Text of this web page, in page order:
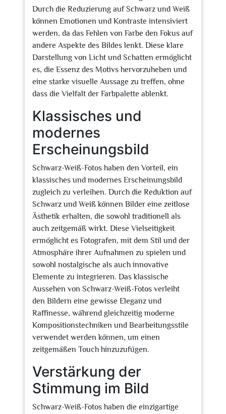
Durch die Reduzierung auf Schwarz und Weiß
können Emotionen und Kontraste intensiviert
werden, da das Fehlen von Farbe den Fokus auf
andere Aspekte des Bildes lenkt. Diese klare
Darstellung von Licht und Schatten ermöglicht
es, die Essenz des Motivs hervorzuheben und
eine starke visuelle Aussage zu treffen, ohne
dass die Vielfalt der Farbpalette ablenkt.
Klassisches und
modernes
Erscheinungsbild
Schwarz-Weiß-Fotos haben den Vorteil, ein
klassisches und modernes Erscheinungsbild
zugleich zu verleihen. Durch die Reduktion auf
Schwarz und Weiß können Bilder eine zeitlose
Ästhetik erhalten, die sowohl traditionell als
auch zeitgemäß wirkt. Diese Vielseitigkeit
ermöglicht es Fotografen, mit dem Stil und der
Atmosphäre ihrer Aufnahmen zu spielen und
sowohl nostalgische als auch innovative
Elemente zu integrieren. Das klassische
Aussehen von Schwarz-Weiß-Fotos verleiht
den Bildern eine gewisse Eleganz und
Raffinesse, während gleichzeitig moderne
Kompositionstechniken und Bearbeitungsstile
verwendet werden können, um einen
zeitgemäßen Touch hinzuzufügen.
Verstärkung der
Stimmung im Bild
Schwarz-Weiß-Fotos haben die einzigartige